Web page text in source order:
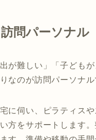
訪問パーソナル
出が難しい」「子ども
なのが訪問パーソナル
に伺い、ピラティス
方をサポートします